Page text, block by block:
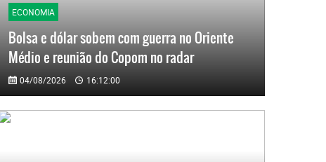
ECONOMIA
Bolsa e dólar sobem com guerra no Oriente
Médio e reunião do Copom no radar
04/08/2026 16:12:00